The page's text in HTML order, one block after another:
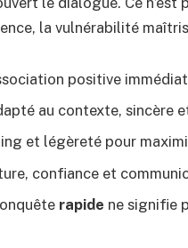
la vulnérabilité
positive
au contexte, sincère
et légèreté pour
confiance et
rapide ne signifie